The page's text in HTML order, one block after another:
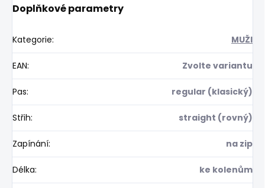
Doplňkové parametry
Kategorie: MUŽI
EAN: Zvolte variantu
Pas: regular (klasický)
Střih: straight (rovný)
Zapínání: na zip
Délka: ke kolenům